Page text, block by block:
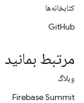
کتابخانه‌ها
GitHub
مرتبط بمانید
وبلاگ
Firebase Summit